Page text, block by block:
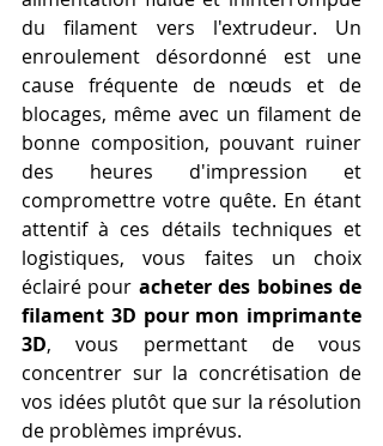
du filament vers l'extrudeur. Un
enroulement désordonné est une
cause fréquente de nœuds et de
blocages, même avec un filament de
bonne composition, pouvant ruiner
des heures d'impression et
compromettre votre quête. En étant
attentif à ces détails techniques et
logistiques, vous faites un choix
éclairé pour acheter des bobines de
filament 3D pour mon imprimante
3D, vous permettant de vous
concentrer sur la concrétisation de
vos idées plutôt que sur la résolution
de problèmes imprévus.